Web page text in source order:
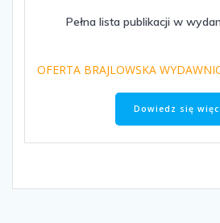
Pełna lista publikacji w
OFERTA BRAJLOWSKA
Dowiedz się